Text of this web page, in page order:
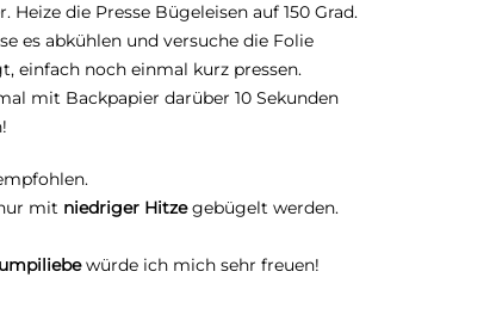
die Presse Bügeleisen auf 150 Grad.
es abkühlen und versuche die Folie
einfach noch einmal kurz pressen.
mit Backpapier darüber 10 Sekunden
mit niedriger Hitzegebügelt werden.
würde ich mich sehr freuen!